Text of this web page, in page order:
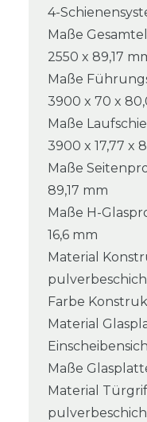
4-
Maße
2550 x 89,17
Maße
3900 x 70 x
Maße
3900 x 17,77 x
Maße
89,17 mm
Maße H-
16,6 mm
Material
Farbe
Material
Maße
Material